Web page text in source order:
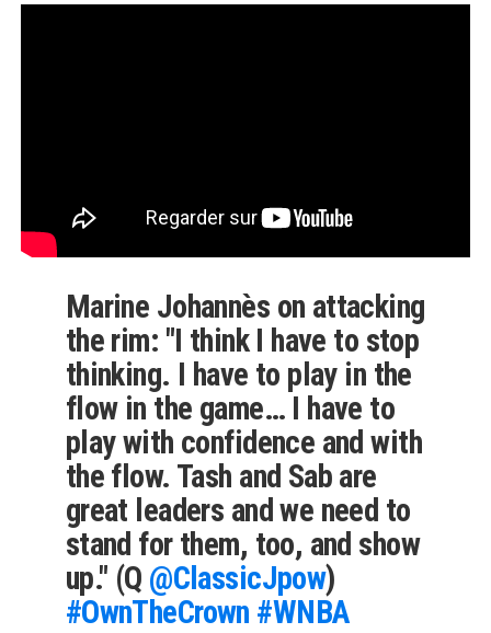
Marine Johannès on attacking
the rim: "I think I have to stop
thinking. I have to play in the
flow in the game… I have to
play with confidence and with
the flow. Tash and Sab are
great leaders and we need to
stand for them, too, and show
up." (Q @ClassicJpow)
#OwnTheCrown #WNBA